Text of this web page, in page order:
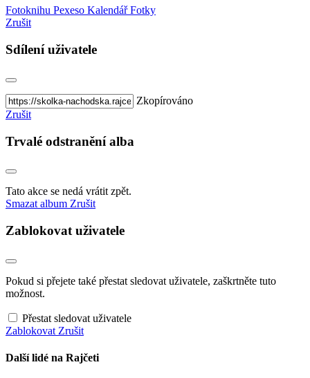
Fotoknihu Pexeso KalendářFotky
Zrušit
Sdílení uživatele
Zkopírováno
Zrušit
Trvalé odstranění alba
Tato akce se nedá vrátit zpět.
Smazat album Zrušit
Zablokovat uživatele
Pokud si přejete také přestat sledovat uživatele, zaškrtněte tuto
možnost.
Přestat sledovat uživatele
Zablokovat Zrušit
Další lidé na Rajčeti